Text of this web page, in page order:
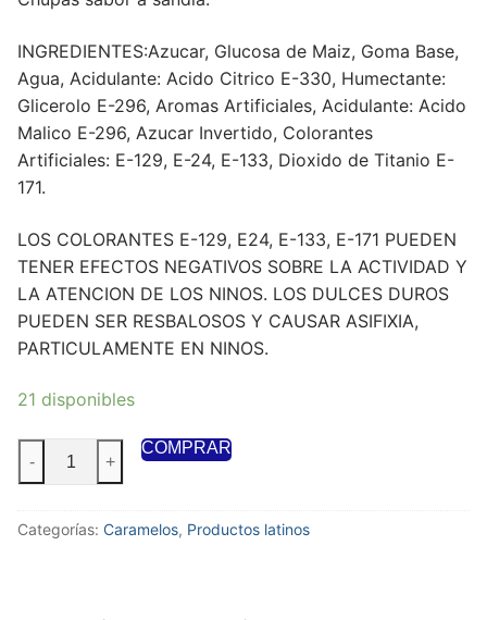
INGREDIENTES:Azucar, Glucosa de Maiz, Goma Base,
Agua, Acidulante: Acido Citrico E-330, Humectante:
Glicerolo E-296, Aromas Artificiales, Acidulante: Acido
Malico E-296, Azucar Invertido, Colorantes
Artificiales: E-129, E-24, E-133, Dioxido de Titanio E-
171.
LOS COLORANTES E-129, E24, E-133, E-171 PUEDEN
TENER EFECTOS NEGATIVOS SOBRE LA ACTIVIDAD Y
LA ATENCION DE LOS NINOS. LOS DULCES DUROS
PUEDEN SER RESBALOSOS Y CAUSAR ASIFIXIA,
PARTICULAMENTE EN NINOS.
21 disponibles
- +
COMPRAR
Categorías: Caramelos, Productos latinos